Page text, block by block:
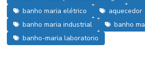
banho maria elétrico
aquecedor
banho maria industrial
banho
banho-maria laboratorio